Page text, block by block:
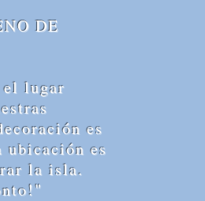
DE
el lugar
es
ubicación es
la isla.